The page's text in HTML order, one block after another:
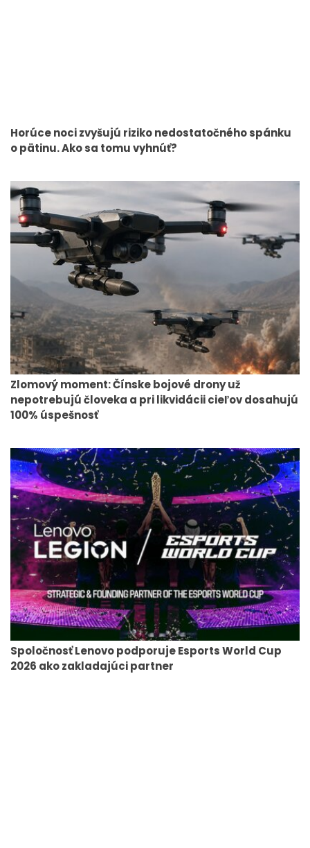
Horúce noci zvyšujú riziko nedostatočného spánku
o pätinu. Ako sa tomu vyhnúť?
Zlomový moment: Čínske bojové drony už
nepotrebujú človeka a pri likvidácii cieľov dosahujú
100% úspešnosť
Spoločnosť Lenovo podporuje Esports World Cup
2026 ako zakladajúci partner